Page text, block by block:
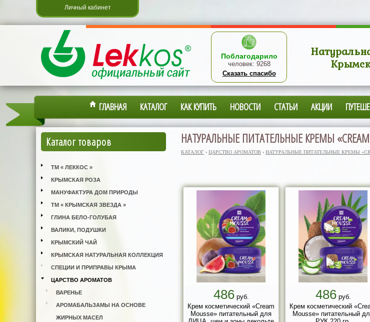
Личный кабинет
Поблагодарило
человек: 9268
Сказать спасибо
ГЛАВНАЯ КАТАЛОГ КАК КУПИТЬ НОВОСТИ СТАТЬИ АКЦИИ
Каталог товаров
ТМ « ЛЕККОС »
КРЫМСКАЯ РОЗА
МАНУФАКТУРА ДОМ ПРИРОДЫ
ТМ « КРЫМСКАЯ ЗВЕЗДА »
ГЛИНА БЕЛО-ГОЛУБАЯ
ВАЛИКИ, ПОДУШКИ
КРЫМСКИЙ ЧАЙ
КРЫМСКАЯ НАТУРАЛЬНАЯ КОЛЛЕКЦИЯ
СПЕЦИИ И ПРИПРАВЫ КРЫМА
ЦАРСТВО АРОМАТОВ
ВАРЕНЬЕ
АРОМАБАЛЬЗАМЫ НА ОСНОВЕ
ЖИРНЫХ МАСЕЛ
НАТУРАЛЬНЫЕ ПИТАТЕЛЬНЫЕ КРЕМЫ «CREAM
КАТАЛОГ › ЦАРСТВО АРОМАТОВ › НАТУРАЛЬНЫЕ ПИТАТЕЛЬНЫЕ КРЕМЫ
486руб.
Крем косметический «Cream
Mousse» питательный для
486руб.
Крем косметический
Mousse» питательный